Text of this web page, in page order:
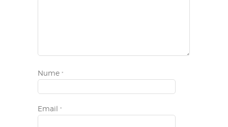
Nume *
Email *